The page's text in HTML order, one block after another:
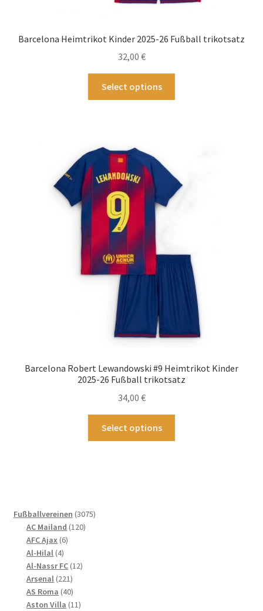
Barcelona Heimtrikot Kinder 2025-26 Fußball trikotsatz
32,00 €
Select options
Optionen
können
gewählt
werden
Barcelona Robert Lewandowski #9 Heimtrikot Kinder
2025-26 Fußball trikotsatz
34,00 €
Select options
Fußballvereinen 30753075
AC Mailand 120120
AFC Ajax 66
Al-Hilal 44
Produkte
Al-Nassr FC 1212
Arsenal 221221
Produkte
AS Roma 4040
Produkte
Aston Villa 1111